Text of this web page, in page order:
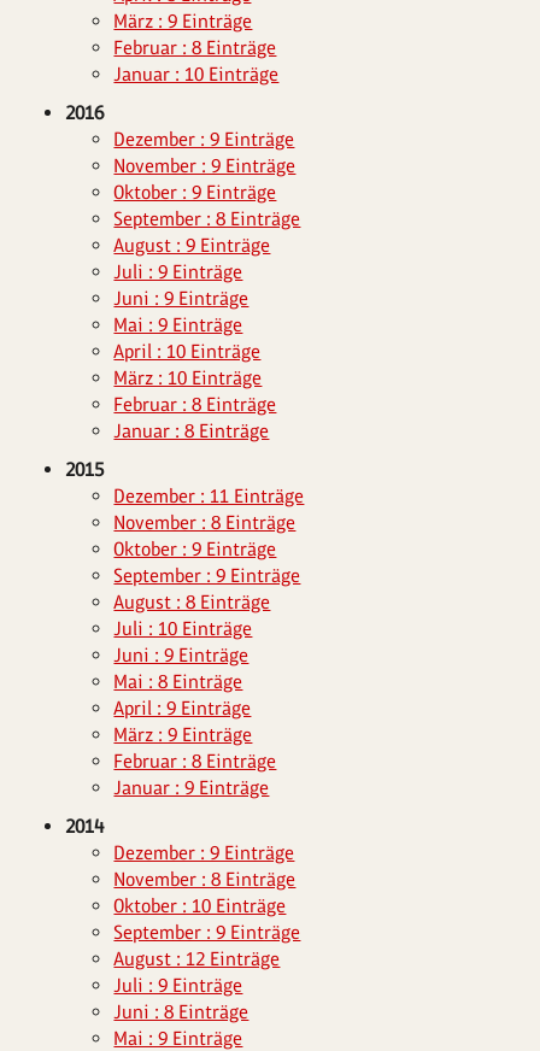
März : 9 Einträge
Februar : 8 Einträge
Januar : 10 Einträge
2016
Dezember : 9 Einträge
November : 9 Einträge
Oktober : 9 Einträge
September : 8 Einträge
August : 9 Einträge
Juli : 9 Einträge
Juni : 9 Einträge
Mai : 9 Einträge
April : 10 Einträge
März : 10 Einträge
Februar : 8 Einträge
Januar : 8 Einträge
2015
Dezember : 11 Einträge
November : 8 Einträge
Oktober : 9 Einträge
September : 9 Einträge
August : 8 Einträge
Juli : 10 Einträge
Juni : 9 Einträge
Mai : 8 Einträge
April : 9 Einträge
März : 9 Einträge
Februar : 8 Einträge
Januar : 9 Einträge
2014
Dezember : 9 Einträge
November : 8 Einträge
Oktober : 10 Einträge
September : 9 Einträge
August : 12 Einträge
Juli : 9 Einträge
Juni : 8 Einträge
Mai : 9 Einträge